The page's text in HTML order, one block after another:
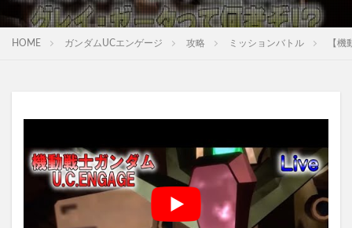
HOME ガンダムUCエンゲージ 攻略 ミッションバトル 【